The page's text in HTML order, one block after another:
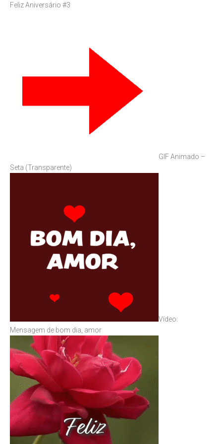
Feliz Aniversário #3
GIF Animado –
Seta (Transparente)
Vídeo:
Mensagem de bom dia, amor